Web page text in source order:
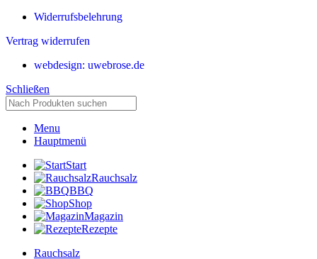
Widerrufsbelehrung
Vertrag widerrufen
webdesign: uwebrose.de
Schließen
Menu
Hauptmenü
Start
Rauchsalz
BBQ
Shop
Magazin
Rezepte
Rauchsalz